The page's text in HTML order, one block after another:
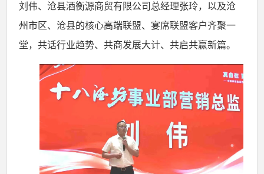
刘伟、沧县酒衡源商贸有限公司总经理张玲，以及沧
州市区、沧县的核心高端联盟、宴席联盟客户齐聚一
堂，共话行业趋势、共商发展大计、共启共赢新篇。